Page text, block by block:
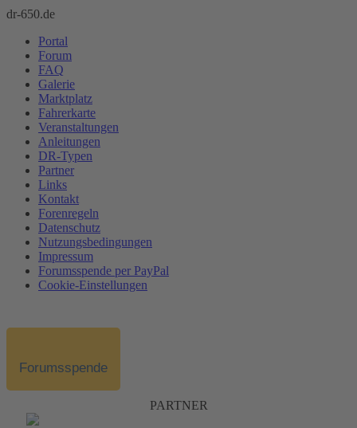
dr-650.de
Portal
Forum
FAQ
Galerie
Marktplatz
Fahrerkarte
Veranstaltungen
Anleitungen
DR-Typen
Partner
Links
Kontakt
Forenregeln
Datenschutz
Nutzungsbedingungen
Impressum
Forumsspende per PayPal
Cookie-Einstellungen
Forumsspende
PARTNER